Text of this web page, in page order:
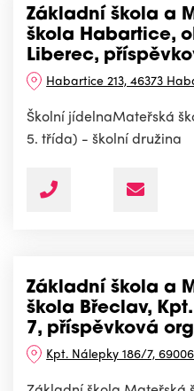
Základní škola a
škola Habartice,
Liberec,
Habartice 213, 46373
Školní jídelnaMateřská
5. třída) - školní družina
Základní škola a
škola Břeclav,
7, příspěvková
Kpt. Nálepky 186/7,